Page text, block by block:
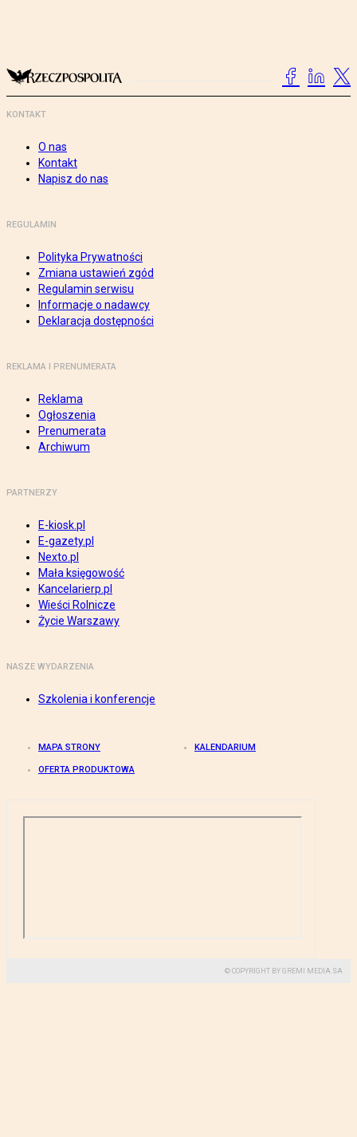
KONTAKT
O nas
Kontakt
Napisz do nas
REGULAMIN
Polityka Prywatności
Zmiana ustawień zgód
Regulamin serwisu
Informacje o nadawcy
Deklaracja dostępności
REKLAMA I PRENUMERATA
Reklama
Ogłoszenia
Prenumerata
Archiwum
PARTNERZY
E-kiosk.pl
E-gazety.pl
Nexto.pl
Mała księgowość
Kancelarierp.pl
Wieści Rolnicze
Życie Warszawy
NASZE WYDARZENIA
Szkolenia i konferencje
MAPA STRONY KALENDARIUM
OFERTA PRODUKTOWA
© COPYRIGHT BY GREMI MEDIA SA